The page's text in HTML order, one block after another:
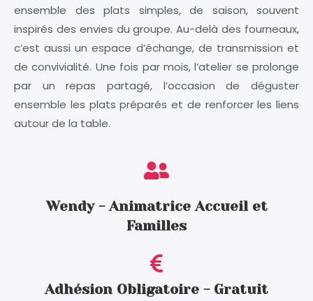
ensemble des plats simples, de saison, souvent
inspirés des envies du groupe. Au-delà des fourneaux,
c’est aussi un espace d’échange, de transmission et
de convivialité. Une fois par mois, l’atelier se prolonge
par un repas partagé, l’occasion de déguster
ensemble les plats préparés et de renforcer les liens
autour de la table.
Wendy - Animatrice Accueil et
Familles
Adhésion Obligatoire - Gratuit